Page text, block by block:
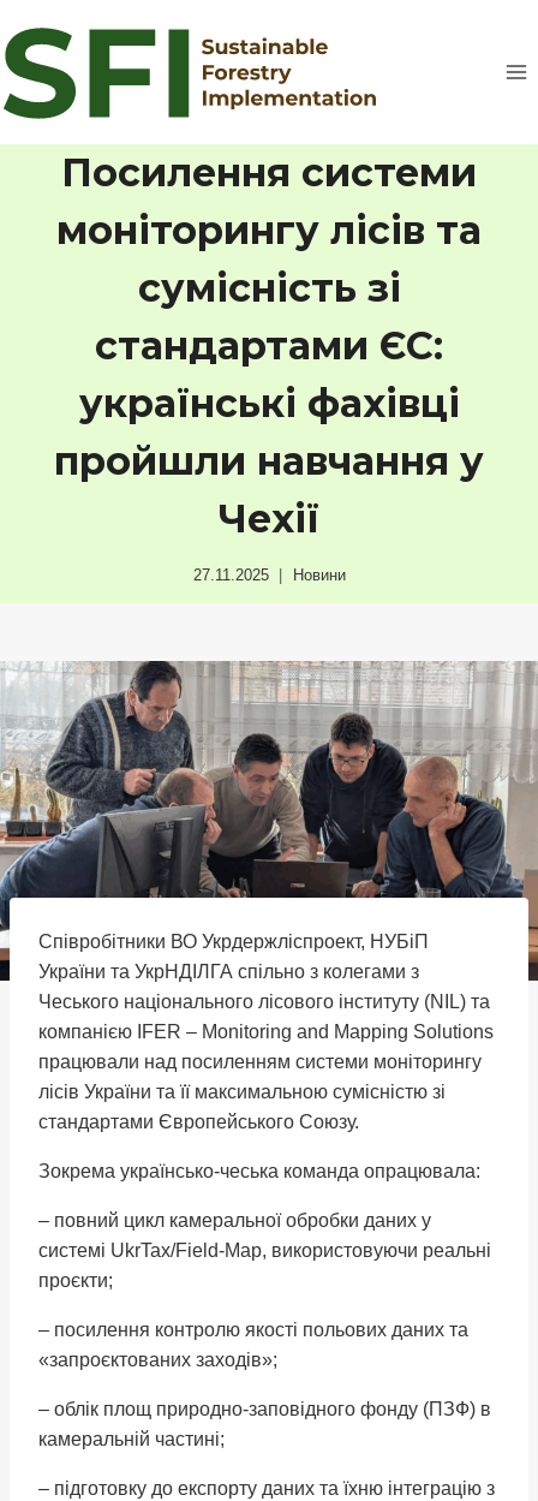
до
вмісту
Посилення системи
моніторингу лісів та
сумісність зі
стандартами ЄС:
українські фахівці
пройшли навчання у
Чехії
27.11.2025 Новини
Співробітники ВО Укрдержліспроект, НУБіП
України та УкрНДІЛГА спільно з колегами з
Чеського національного лісового інституту (NIL) та
компанією IFER – Monitoring and Mapping Solutions
працювали над посиленням системи моніторингу
лісів України та її максимальною сумісністю зі
стандартами Європейського Союзу.
Зокрема українсько-чеська команда опрацювала:
– повний цикл камеральної обробки даних у
системі UkrTax/Field-Map, використовуючи реальні
проєкти;
– посилення контролю якості польових даних та
«запроєктованих заходів»;
– облік площ природно-заповідного фонду (ПЗФ) в
камеральній частині;
– підготовку до експорту даних та їхню інтеграцію з